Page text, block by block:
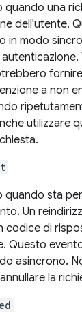
quando una
dell'utente.
in modo
a non
utilizzare
quando sta
Un
codice di
Questo
asincrono.
la